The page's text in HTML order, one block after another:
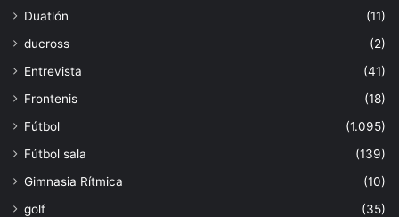
Duatlón
(11)
ducross
(2)
Entrevista
(41)
Frontenis
(18)
Fútbol
(1.095)
Fútbol sala
(139)
Gimnasia Rítmica
(10)
golf
(35)